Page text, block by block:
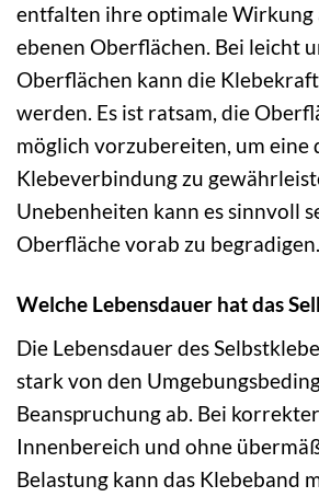
entfalten ihre optimale Wirkung
ebenen Oberflächen. Bei leicht
Oberflächen kann die
werden. Es ist ratsam, die
möglich vorzubereiten, um eine
Klebeverbindung zu
Unebenheiten kann es sinnvoll
Oberfläche vorab zu begradigen.
Welche Lebensdauer hat das
Die Lebensdauer des
stark von den
Beanspruchung ab. Bei
Innenbereich und ohne
Belastung kann das Klebeband